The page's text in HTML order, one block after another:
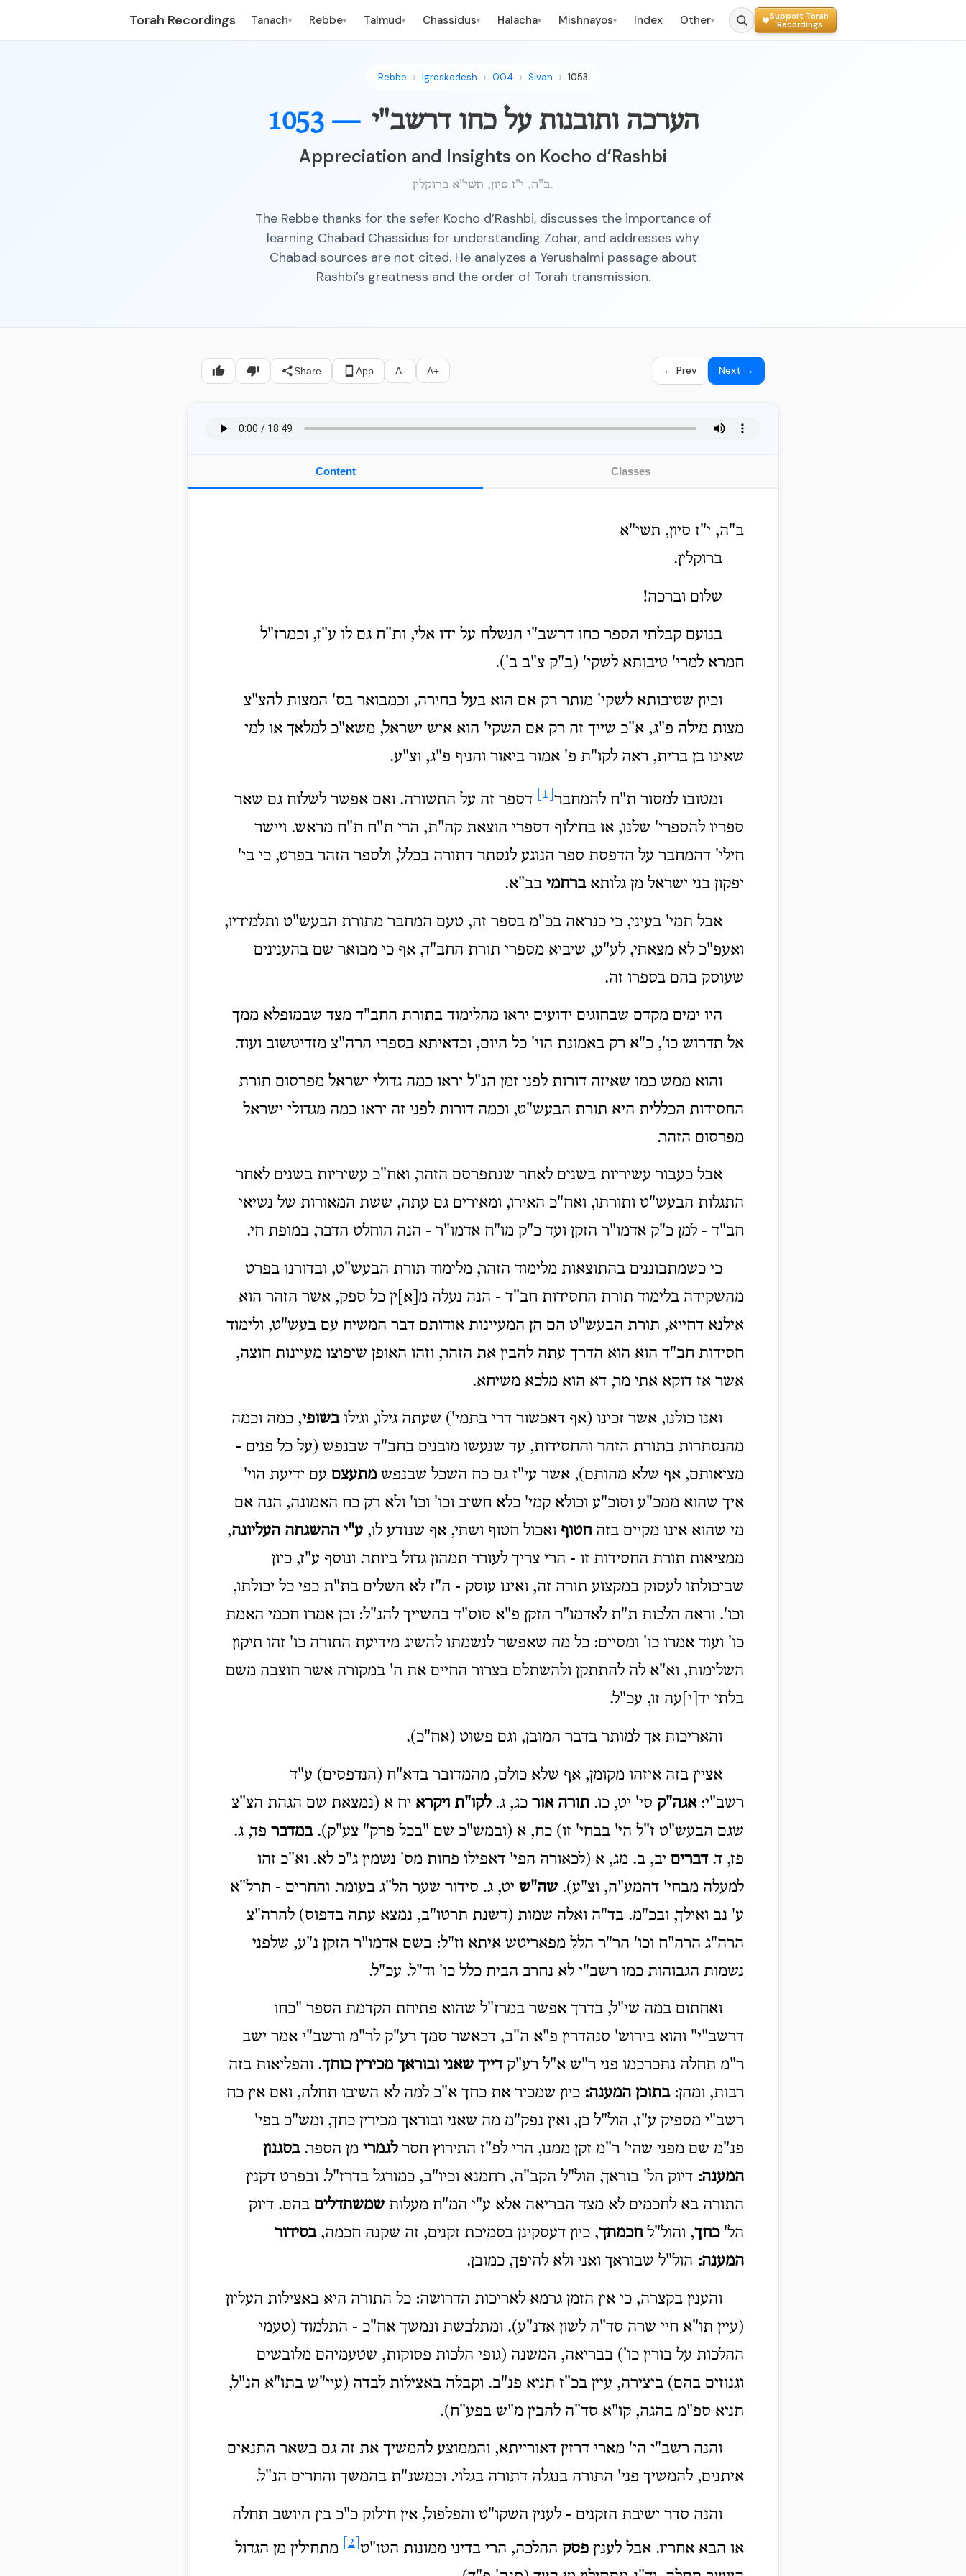
Torah Recordings Tanach▾ Rebbe▾ Talmud▾ Chassidus▾ Halacha▾ Mishnayos▾ Index Other▾
Support Torah
Recordings
Rebbe Igroskodesh 004 Sivan 1053
1053 — הערכה ותובנות על כחו דרשב"י
Appreciation and Insights on Kocho d’Rashbi
ב"ה, י"ז סיון, תשי"א ברוקלין.
The Rebbe thanks for the sefer Kocho d’Rashbi, discusses the importance of
learning Chabad Chassidus for understanding Zohar, and addresses why
Chabad sources are not cited. He analyzes a Yerushalmi passage about
Rashbi’s greatness and the order of Torah transmission.
Share App A- A+ ← Prev Next →
Content Classes
ב"ה, י"ז סיון, תשי"א
ברוקלין.
שלום וברכה!
בנועם קבלתי הספר כחו דרשב"י הנשלח על ידו אלי, ות"ח גם לו ע"ז, וכמרז"ל
חמרא למרי' טיבותא לשקי' (ב"ק צ"ב ב').
וכיון שטיבותא לשקי' מותר רק אם הוא בעל בחירה, וכמבואר בס' המצות להצ"צ
מצות מילה פ"ג, א"כ שייך זה רק אם השקי' הוא איש ישראל, משא"כ למלאך או למי
שאינו בן ברית, ראה לקו"ת פ' אמור ביאור והניף פ"ג, וצ"ע.
ומטובו למסור ת"ח להמחבר
דספר זה על התשורה. ואם אפשר לשלוח גם שאר
ספריו להספרי' שלנו, או בחילוף דספרי הוצאת קה"ת, הרי ת"ח ת"ח מראש. ויישר
חילי' דהמחבר על הדפסת ספר הנוגע לנסתר דתורה בכלל, ולספר הזהר בפרט, כי בי'
יפקון בני ישראל מן גלותאברחמי בב"א.
אבל תמי' בעיני, כי כנראה בכ"מ בספר זה, טעם המחבר מתורת הבעש"ט ותלמידיו,
ואעפ"כ לא מצאתי, לע"ע, שיביא מספרי תורת החב"ד, אף כי מבואר שם בהענינים
שעוסק בהם בספרו זה.
היו ימים מקדם שבחוגים ידועים יראו מהלימוד בתורת החב"ד מצד שבמופלא ממך
אל תדרוש כו', כ"א רק באמונת הוי' כל היום, וכדאיתא בספרי הרה"צ מזדיטשוב ועוד.
והוא ממש כמו שאיזה דורות לפני זמן הנ"ל יראו כמה גדולי ישראל מפרסום תורת
החסידות הכללית היא תורת הבעש"ט, וכמה דורות לפני זה יראו כמה מגדולי ישראל
מפרסום הזהר.
אבל כעבור עשיריות בשנים לאחר שנתפרסם הזהר, ואח"כ עשיריות בשנים לאחר
התגלות הבעש"ט ותורתו, ואח"כ האירו, ומאירים גם עתה, ששת המאורות של נשיאי
חב"ד - למן כ"ק אדמו"ר הזקן ועד כ"ק מו"ח אדמו"ר - הנה הוחלט הדבר, במופת חי.
כי כשמתבוננים בהתוצאות מלימוד הזהר, מלימוד תורת הבעש"ט, ובדורנו בפרט
מהשקידה בלימוד תורת החסידות חב"ד - הנה נעלה מ[א]ין כל ספק, אשר הזהר הוא
אילנא דחייא, תורת הבעש"ט הם הן המעיינות אודותם דבר המשיח עם בעש"ט, ולימוד
חסידות חב"ד הוא הוא הדרך עתה להבין את הזהר, וזהו האופן שיפוצו מעיינות חוצה,
אשר אז דוקא אתי מר, דא הוא מלכא משיחא.
ואנו כולנו, אשר זכינו (אף דאכשור דרי בתמי') שעתה גילו, וגילובשופי, כמה וכמה
מהנסתרות בתורת הזהר והחסידות, עד שנעשו מובנים בחב"ד שבנפש (על כל פנים -
מציאותם, אף שלא מהותם), אשר עי"ז גם כח השכל שבנפש מתעצם עם ידיעת הוי'
איך שהוא ממכ"ע וסוכ"ע וכולא קמי' כלא חשיב וכו' וכו' ולא רק כח האמונה, הנה אם
מי שהוא אינו מקיים בזהחטוף ואכול חטוף ושתי, אף שנודע לו, ע"י ההשגחה העליונה,
ממציאות תורת החסידות זו - הרי צריך לעורר תמהון גדול ביותר. ונוסף ע"ז, כיון
שביכולתו לעסוק במקצוע תורה זה, ואינו עוסק - ה"ז לא השלים בת"ת כפי כל יכולתו,
וכו'. וראה הלכות ת"ת לאדמו"ר הזקן פ"א סוס"ד בהשייך להנ"ל: וכן אמרו חכמי האמת
כו' ועוד אמרו כו' ומסיים: כל מה שאפשר לנשמתו להשיג מידיעת התורה כו' זהו תיקון
השלימות, וא"א לה להתתקן ולהשתלם בצרור החיים את ה' במקורה אשר חוצבה משם
בלתי יד[י]עה זו, עכ"ל.
והאריכות אך למותר בדבר המובן, וגם פשוט (אח"כ).
אציין בזה איזהו מקומן, אף שלא כולם, מהמדובר בדא"ח (הנדפסים) ע"ד
רשב"י:אגה"ק סי' יט, כו. תורה אור כג, ג.לקו"ת ויקרא יח א (נמצאת שם הגהת הצ"צ
שגם הבעש"ט ז"ל הי' בבחי' זו) כח, א (ובמש"כ שם "בכל פרק" צע"ק).במדבר פד, ג.
פז, ד.דברים יב, ב. מג, א (לכאורה הפי' דאפילו פחות מס' נשמין ג"כ לא. וא"כ זהו
למעלה מבחי' דהמע"ה, וצ"ע). שה"ש יט, ג. סידור שער הל"ג בעומר. והחרים - תרל"א
ע' נב ואילך, ובכ"מ. בד"ה ואלה שמות (דשנת תרטו"ב, נמצא עתה בדפוס) להרה"צ
הרה"ג הרה"ח וכו' הר"ר הלל מפאריטש איתא וז"ל: בשם אדמו"ר הזקן נ"ע, שלפני
נשמות הגבוהות כמו רשב"י לא נחרב הבית כלל כו' וד"ל. עכ"ל.
ואחתום במה שי"ל, בדרך אפשר במרז"ל שהוא פתיחת הקדמת הספר "כחו
דרשב"י" והוא בירוש' סנהדרין פ"א ה"ב, דכאשר סמך רע"ק לר"מ ורשב"י אמר ישב
ר"מ תחלה נתכרכמו פני ר"ש א"ל רע"קדייך שאני ובוראך מכירין כוחך. והפליאות בזה
רבות, ומהן:בתוכן המענה: כיון שמכיר את כחך א"כ למה לא השיבו תחלה, ואם אין כח
רשב"י מספיק ע"ז, הול"ל כן, ואין נפק"מ מה שאני ובוראך מכירין כחך, ומש"כ בפי'
פנ"מ שם מפני שהי' ר"מ זקן ממנו, הרי לפ"ז התירוץ חסרלגמרי מן הספר.בסגנון
המענה: דיוק הל' בוראך, הול"ל הקב"ה, רחמנא וכיו"ב, כמורגל בדרז"ל. ובפרט דקנין
התורה בא לחכמים לא מצד הבריאה אלא ע"י המ"ח מעלות שמשתדלים בהם. דיוק
הל'כחך, והול"לחכמתך, כיון דעסקינן בסמיכת זקנים, זה שקנה חכמה,בסידור
המענה: הול"ל שבוראך ואני ולא להיפך, כמובן.
והענין בקצרה, כי אין הזמן גרמא לאריכות הדרושה: כל התורה היא באצילות העליון
(עיין תו"א חיי שרה סד"ה לשון אדנ"ע). ומתלבשת ונמשך אח"כ - התלמוד (טעמי
ההלכות על בורין כו') בבריאה, המשנה (גופי הלכות פסוקות, שטעמיהם מלובשים
וגנוזים בהם) ביצירה, עיין בכ"ז תניא פנ"ב. וקבלה באצילות לבדה (עיי"ש בתו"א הנ"ל,
תניא ספ"מ בהגה, קו"א סד"ה להבין מ"ש בפע"ח).
והנה רשב"י הי' מארי דרזין דאורייתא, והממוצע להמשיך את זה גם בשאר התנאים
איתנים, להמשיך פני' התורה בנגלה דתורה בגלוי. וכמשנ"ת בהמשך והחרים הנ"ל.
והנה סדר ישיבת הזקנים - לענין השקו"ט והפלפול, אין חילוק כ"כ בין היושב תחלה
או הבא אחריו. אבל לענין פסק ההלכה, הרי בדיני ממונות הטו"ט
מתחילין מן הגדול